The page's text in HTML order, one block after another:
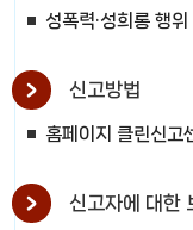
성폭력·성희롱 행위
신고방법
홈페이지 클린신고
신고자에 대한